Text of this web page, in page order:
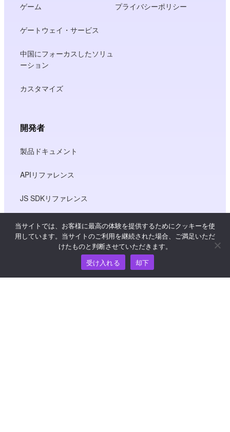
ゲーム
ゲートウェイ・サービス
中国にフォーカスしたソリュ
ーション
カスタマイズ
プライバシーポリシー
開発者
製品ドキュメント
APIリファレンス
JS SDKリファレンス
リソース
当サイトでは、お客様に最高の体験を提供するためにクッキーを使
用しています。当サイトのご利用を継続された場合、ご満足いただ
けたものと判断させていただきます。
受け入れる
却下